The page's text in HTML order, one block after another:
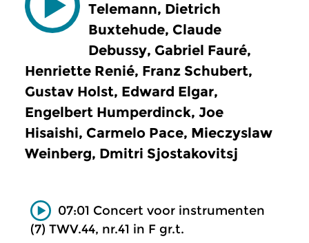
Telemann, Dietrich
Buxtehude, Claude
Debussy, Gabriel Fauré,
Henriette Renié, Franz Schubert,
Gustav Holst, Edward Elgar,
Engelbert Humperdinck, Joe
Hisaishi, Carmelo Pace, Mieczyslaw
Weinberg, Dmitri Sjostakovitsj
07:01 Concert voor instrumenten
(7) TWV.44, nr.41 in F gr.t.